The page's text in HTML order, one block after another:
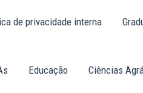
de privacidade interna
Educação Ciências